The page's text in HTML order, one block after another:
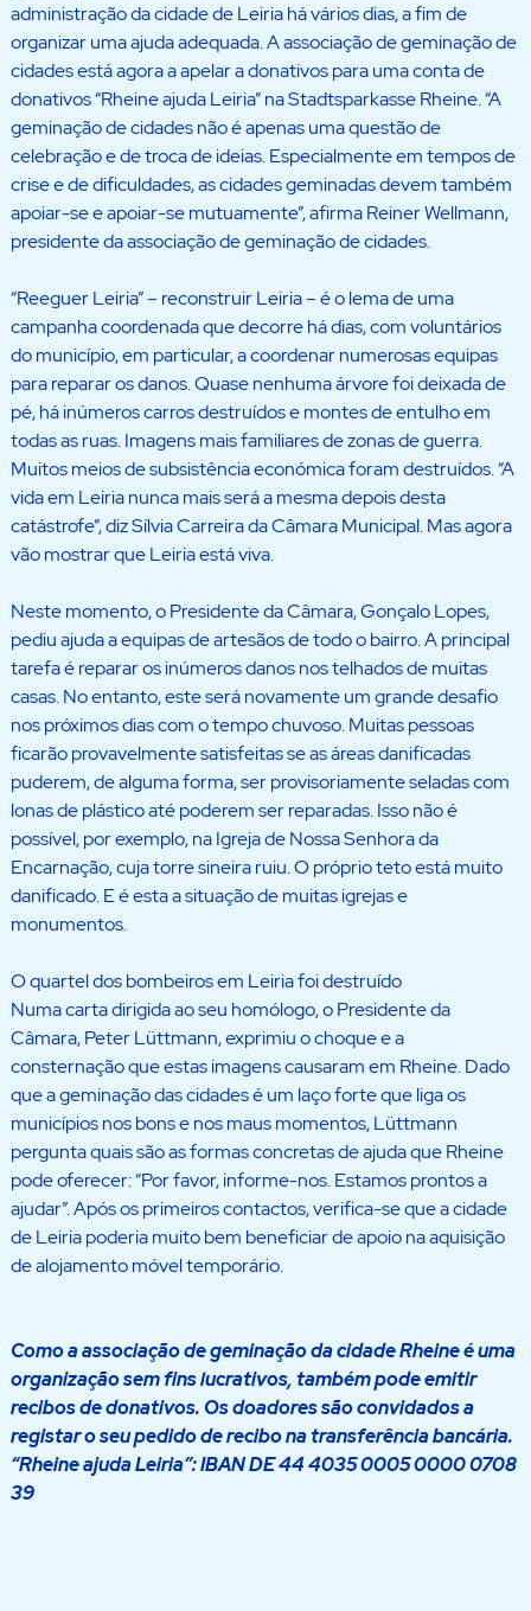
administração da cidade de Leiria há vários dias, a fim de
organizar uma ajuda adequada. A associação de geminação de
cidades está agora a apelar a donativos para uma conta de
donativos “Rheine ajuda Leiria” na Stadtsparkasse Rheine. “A
geminação de cidades não é apenas uma questão de
celebração e de troca de ideias. Especialmente em tempos de
crise e de dificuldades, as cidades geminadas devem também
apoiar-se e apoiar-se mutuamente”, afirma Reiner Wellmann,
presidente da associação de geminação de cidades.
“Reeguer Leiria” – reconstruir Leiria – é o lema de uma
campanha coordenada que decorre há dias, com voluntários
do município, em particular, a coordenar numerosas equipas
para reparar os danos. Quase nenhuma árvore foi deixada de
pé, há inúmeros carros destruídos e montes de entulho em
todas as ruas. Imagens mais familiares de zonas de guerra.
Muitos meios de subsistência económica foram destruídos. “A
vida em Leiria nunca mais será a mesma depois desta
catástrofe”, diz Sílvia Carreira da Câmara Municipal. Mas agora
vão mostrar que Leiria está viva.
Neste momento, o Presidente da Câmara, Gonçalo Lopes,
pediu ajuda a equipas de artesãos de todo o bairro. A principal
tarefa é reparar os inúmeros danos nos telhados de muitas
casas. No entanto, este será novamente um grande desafio
nos próximos dias com o tempo chuvoso. Muitas pessoas
ficarão provavelmente satisfeitas se as áreas danificadas
puderem, de alguma forma, ser provisoriamente seladas com
lonas de plástico até poderem ser reparadas. Isso não é
possível, por exemplo, na Igreja de Nossa Senhora da
Encarnação, cuja torre sineira ruiu. O próprio teto está muito
danificado. E é esta a situação de muitas igrejas e
monumentos.
O quartel dos bombeiros em Leiria foi destruído
Numa carta dirigida ao seu homólogo, o Presidente da
Câmara, Peter Lüttmann, exprimiu o choque e a
consternação que estas imagens causaram em Rheine. Dado
que a geminação das cidades é um laço forte que liga os
municípios nos bons e nos maus momentos, Lüttmann
pergunta quais são as formas concretas de ajuda que Rheine
pode oferecer: “Por favor, informe-nos. Estamos prontos a
ajudar”. Após os primeiros contactos, verifica-se que a cidade
de Leiria poderia muito bem beneficiar de apoio na aquisição
de alojamento móvel temporário.
Como a associação de geminação da cidade Rheine é uma
organização sem fins lucrativos, também pode emitir
recibos de donativos. Os doadores são convidados a
registar o seu pedido de recibo na transferência bancária.
“Rheine ajuda Leiria”: IBAN DE 44 4035 0005 0000 0708
39